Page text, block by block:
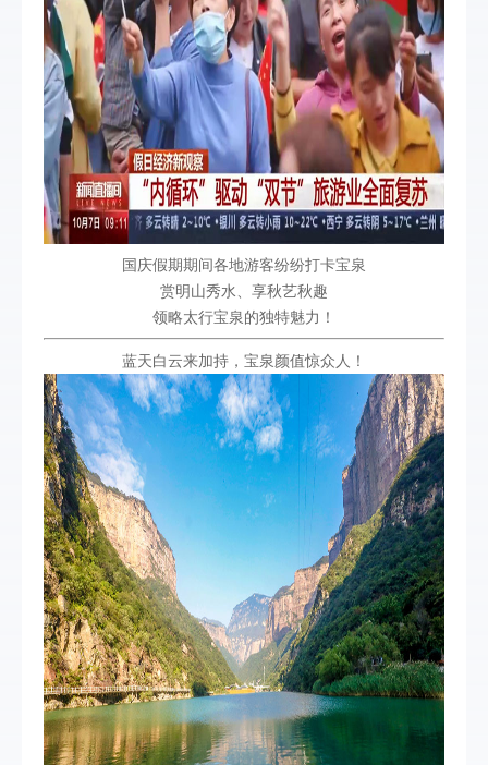
国庆假期期间各地游客纷纷打卡宝泉
赏明山秀水、享秋艺秋趣
领略太行宝泉的独特魅力！
蓝天白云来加持，宝泉颜值惊众人！